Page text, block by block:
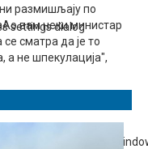
settings dialog
cancel and close the
размишљају по
вам неки министар
сматра да је то
а не шпекулација",